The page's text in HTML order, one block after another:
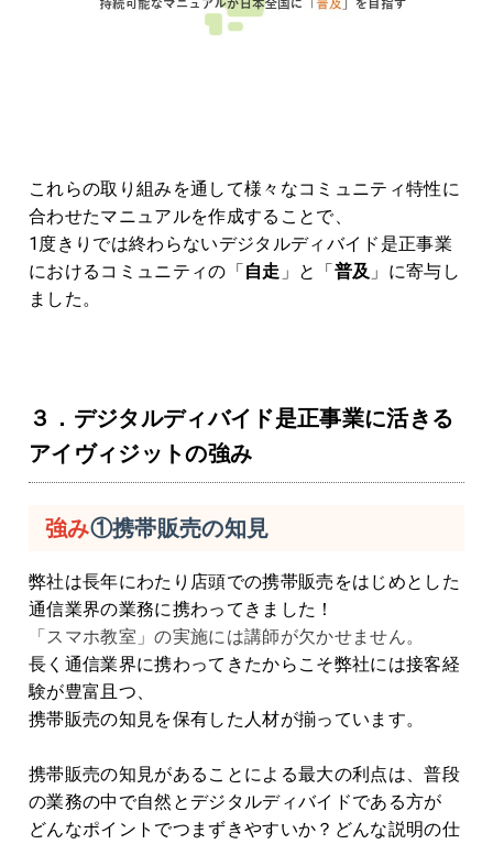
これらの取り組みを通して様々なコミュニティ特性に
合わせたマニュアルを作成することで、
1 度きりでは終わらないデジタルディバイド是正事業
におけるコミュニティの「自走 」と「普及 」に寄与し
ました。
３．デジタルディバイド是正事業に活きる
アイヴィジットの強み
強み①携帯販売の知見
弊社は長年にわたり店頭での携帯販売をはじめとした
通信業界の業務に携わってきました！
「スマホ教室」の実施には講師が欠かせません。
長く通信業界に携わってきたからこそ弊社には接客経
験が豊富且つ、
携帯販売の知見を保有した人材が揃っています。
携帯販売の知見があることによる最大の利点は、普段
の業務の中で自然とデジタルディバイドである方が
どんなポイントでつまずきやすいか？どんな説明の仕